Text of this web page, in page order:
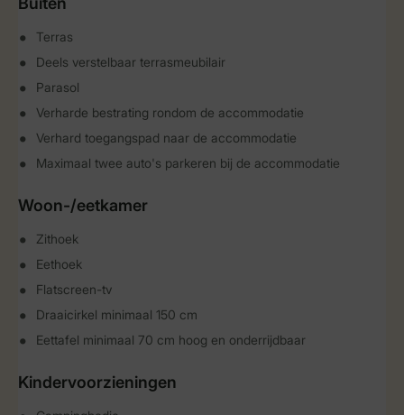
Terras
Deels verstelbaar terrasmeubilair
Parasol
Verharde bestrating rondom de accommodatie
Verhard toegangspad naar de accommodatie
Maximaal twee auto's parkeren bij de accommodatie
Woon-/eetkamer
Zithoek
Eethoek
Flatscreen-tv
Draaicirkel minimaal 150 cm
Eettafel minimaal 70 cm hoog en onderrijdbaar
Kindervoorzieningen